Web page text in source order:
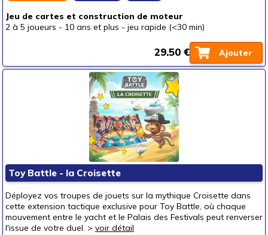
Prix
(3)
(3)
autour de 50 €
50 € et au-delà
(1)
Jeu de cartes et construction de moteur
2 à 5 joueurs - 10 ans et plus - jeu rapide (<30 min)
Ajouter
29.50 €
Toy Battle - la Croisette
Déployez vos troupes de jouets sur la mythique Croisette dans
cette extension tactique exclusive pour Toy Battle, où chaque
mouvement entre le yacht et le Palais des Festivals peut renverser
l'issue de votre duel. > voir détail